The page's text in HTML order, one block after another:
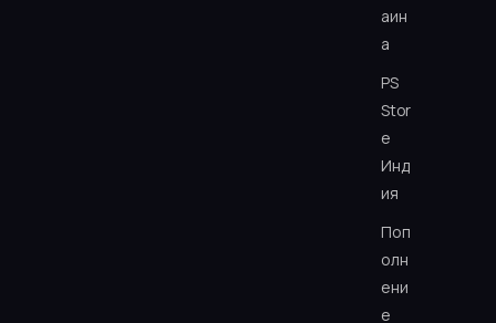
аин
а
PS
Stor
e
Инд
ия
Поп
олн
ени
е